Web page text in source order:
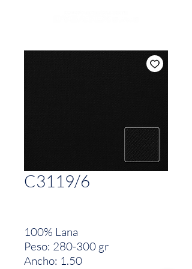
C3119/6
100% Lana
Peso: 280-300 gr
Ancho: 1.50